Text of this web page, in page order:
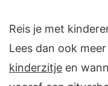
Reis je met
Lees dan ook
kinderzitje en